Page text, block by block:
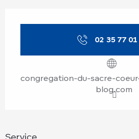
02 35 77 01
congregation-du-sacre-
blog.com
Service